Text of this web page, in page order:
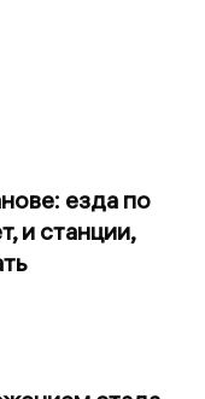
езда по
и станции,